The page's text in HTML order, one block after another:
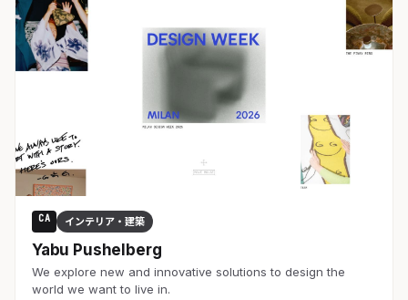
CA インテリア・建築
Yabu Pushelberg
We explore new and innovative solutions to design the
world we want to live in.